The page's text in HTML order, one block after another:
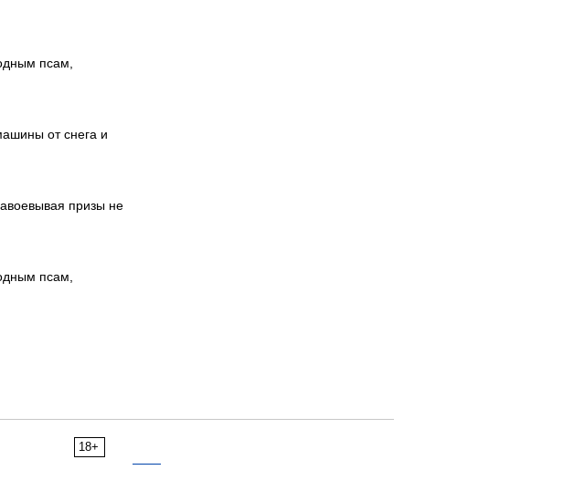
псам,
от снега и
призы не
псам,
18+